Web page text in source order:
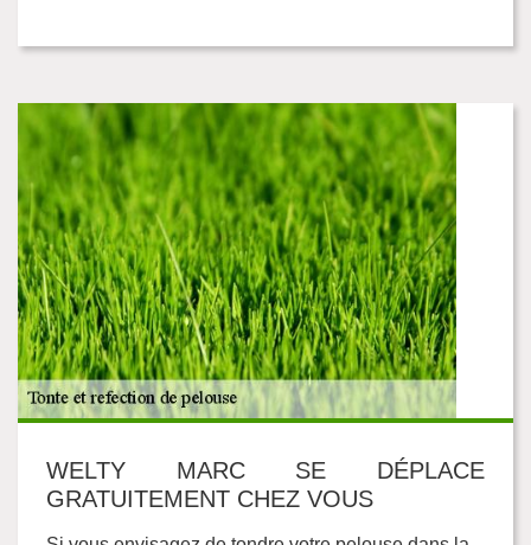
WELTY MARC SE DÉPLACE
GRATUITEMENT CHEZ VOUS